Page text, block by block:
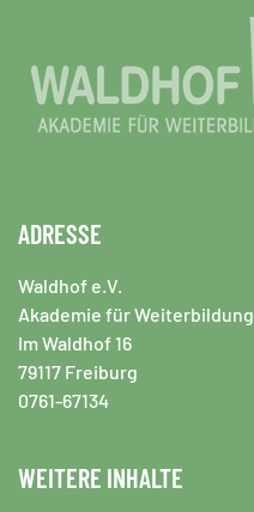
ADRESSE
Waldhof e.V.
Akademie für Weiterbildung
Im Waldhof 16
79117 Freiburg
0761-67134
WEITERE INHALTE